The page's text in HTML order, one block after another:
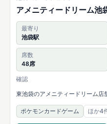
アメニティードリーム池
最寄り
池袋駅
席数
48席
確認
東池袋のアメニティードリーム店
エルスペースと、MTG・遊戯王
ズ・ONE PIECEカードなど幅広
ポケモンカードゲーム ほか4